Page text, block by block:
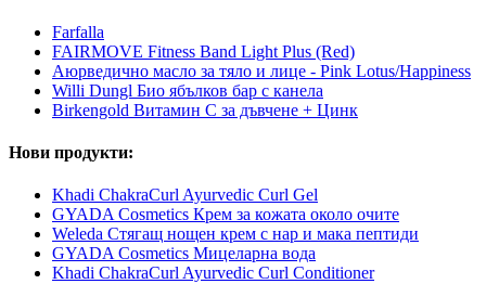
Farfalla
FAIRMOVE Fitness Band Light Plus (Red)
Аюрведично масло за тяло и лице - Pink Lotus/Happiness
Willi Dungl Био ябълков бар с канела
Birkengold Витамин С за дъвчене + Цинк
Нови продукти:
Khadi ChakraCurl Ayurvedic Curl Gel
GYADA Cosmetics Крем за кожата около очите
Weleda Стягащ нощен крем с нар и мака пептиди
GYADA Cosmetics Мицеларна вода
Khadi ChakraCurl Ayurvedic Curl Conditioner